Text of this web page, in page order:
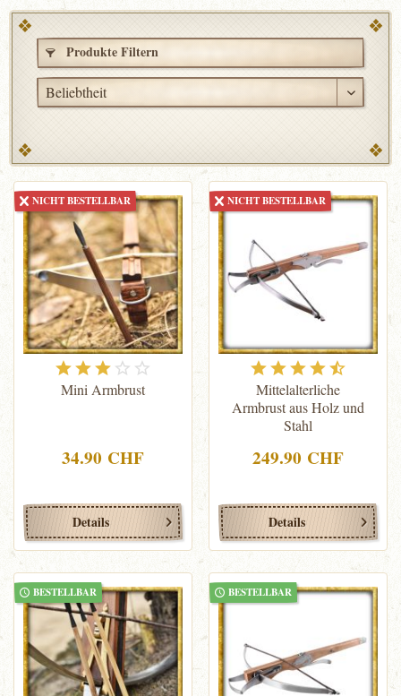
Produkte Filtern
NICHT BESTELLBAR
Mini Armbrust
34.90 CHF
Details
NICHT BESTELLBAR
Mittelalterliche
Armbrust aus Holz und
Stahl
249.90 CHF
Details
BESTELLBAR BESTELLBAR